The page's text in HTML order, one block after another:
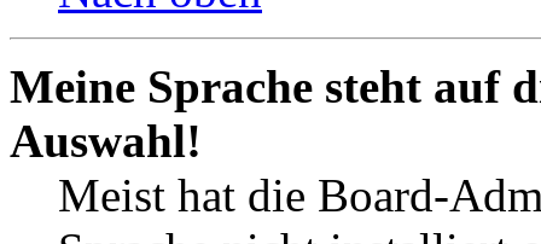
Meine Sprache steht auf
Auswahl!
Meist hat die Board-